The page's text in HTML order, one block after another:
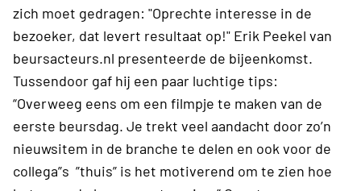
zich moet gedragen: "Oprechte interesse in de
bezoeker, dat levert resultaat op!" Erik Peekel van
beursacteurs.nl presenteerde de bijeenkomst.
Tussendoor gaf hij een paar luchtige tips:
“Overweeg eens om een filmpje te maken van de
eerste beursdag. Je trekt veel aandacht door zo’n
nieuwsitem in de branche te delen en ook voor de
collega”s ”thuis” is het motiverend om te zien hoe